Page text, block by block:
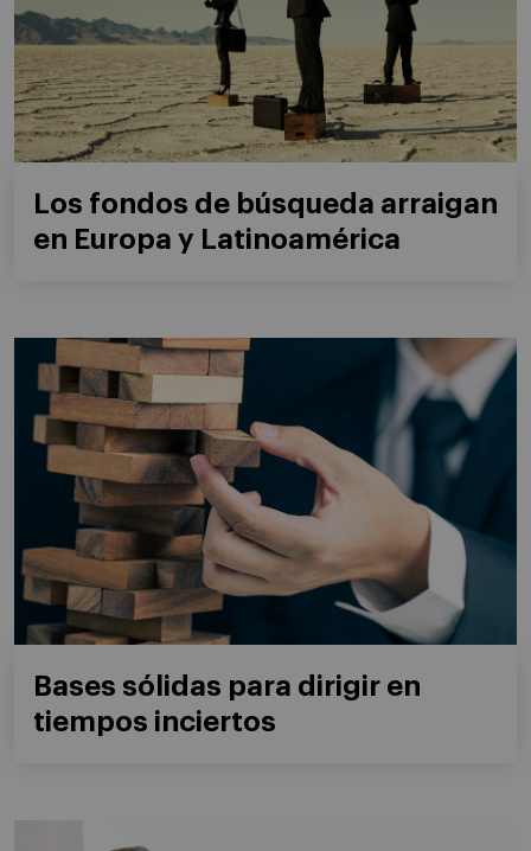
Los fondos de búsqueda arraigan
en Europa y Latinoamérica
Bases sólidas para dirigir en
tiempos inciertos